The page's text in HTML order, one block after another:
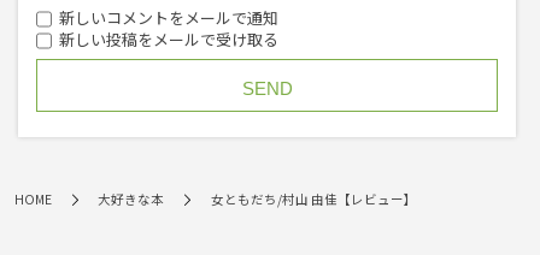
新しいコメントをメールで通知
新しい投稿をメールで受け取る
HOME 大好きな本 女ともだち/村山 由佳【レビュー】